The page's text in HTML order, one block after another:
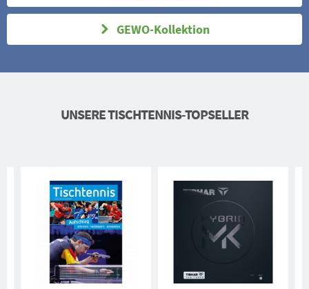
GEWO-Kollektion
UNSERE TISCHTENNIS-TOPSELLER